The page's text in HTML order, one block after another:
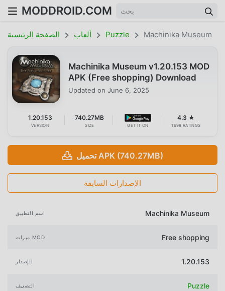
MODDROID.COM
الصفحة الرئيسية ألعاب Puzzle Machinika Museum
Machinika Museum v1.20.153 MOD
APK (Free shopping) Download
Updated on June 6, 2025
1.20.153
VERSION
740.27MB
SIZE GET IT ON
4.3 ★
1698 RATINGS
تحميل APK (740.27MB)
الإصدارات السابقة
اسم التطبيق Machinika Museum
ميزات MOD Free shopping
الإصدار 1.20.153
التصنيف Puzzle